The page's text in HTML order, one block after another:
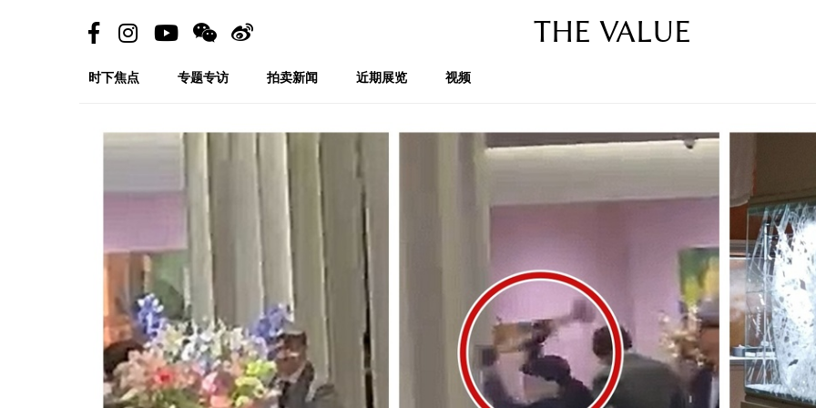
THE VALUE
时下焦点 专题专访 拍卖新闻 近期展览 视频